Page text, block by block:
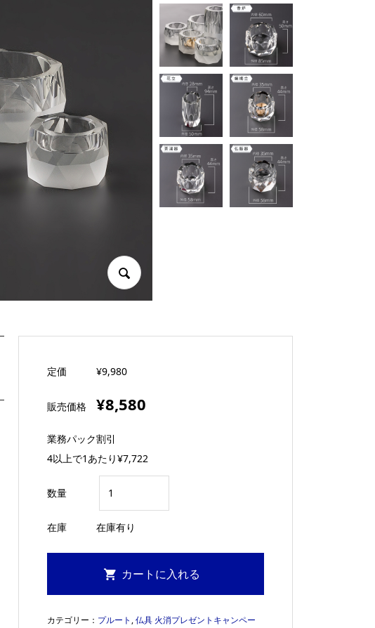
定価 ¥9,980
販売価格 ¥8,580
業務パック割引
4以上で1あたり¥7,722
数量
在庫 在庫有り
カテゴリー： プルート ,仏具 火消プレゼントキャンペー
クリスタル仏具 ヘルメス クリア